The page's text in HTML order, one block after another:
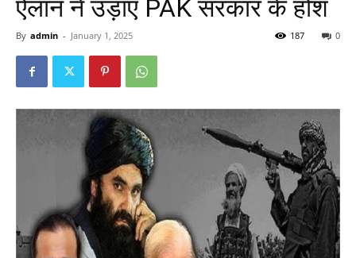
ऐलान ने उड़ाए PAK सरकार के होश
By admin - January 1, 2025 0
187